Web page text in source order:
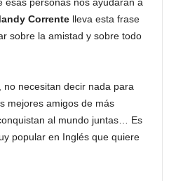
Correntelleva esta frase
sobre la amistad y sobre todo
necesitan decir nada para
mejores amigos de más
al mundo juntas… Es
popular en Inglés que quiere